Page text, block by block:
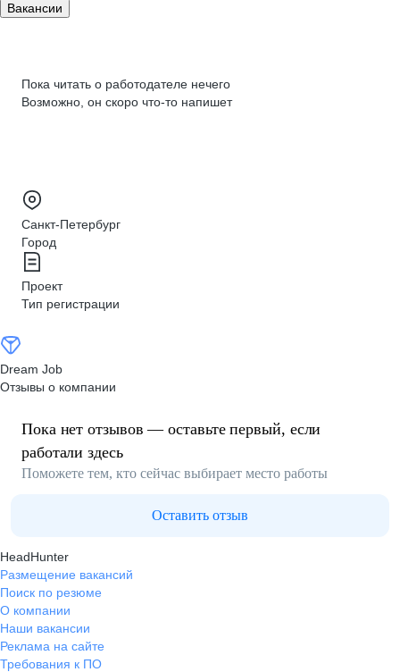
Вакансии
Пока читать о работодателе нечего
Возможно, он скоро что‑то напишет
Санкт-Петербург
Город
Проект
Тип регистрации
Dream Job
Отзывы о компании
Пока нет отзывов — оставьте первый, если
работали здесь
Поможете тем, кто сейчас выбирает место работы
Оставить отзыв
HeadHunter
Размещение вакансий
Поиск по резюме
О компании
Наши вакансии
Реклама на сайте
Требования к ПО